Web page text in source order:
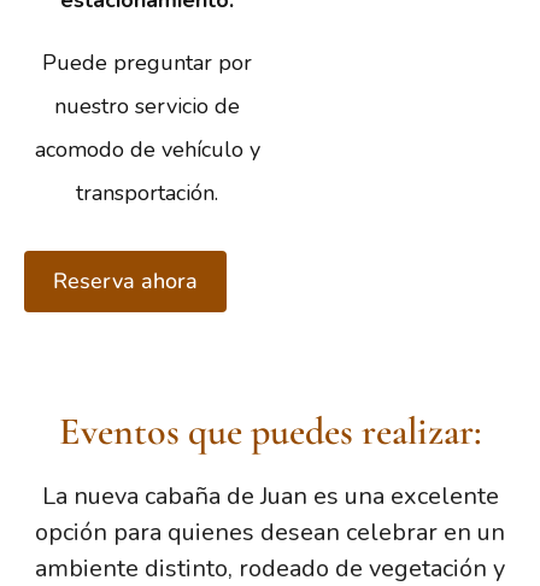
Puede preguntar por
nuestro servicio de
acomodo de vehículo y
transportación.
Reserva ahora
Eventos que puedes realizar:
La nueva cabaña de Juan es una excelente
opción para quienes desean celebrar en un
ambiente distinto, rodeado de vegetación y